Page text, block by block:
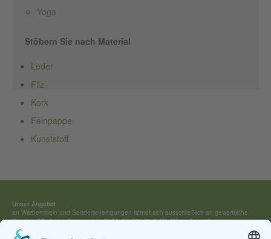
Yoga
Stöbern Sie nach Material
Leder
Filz
Kork
Feinpappe
Kunststoff
Unser Angebot
an Werbemitteln und Sonderan­fertigungen richtet sich ausschließ­lich an gewerbliche
Kunden. Mindestauftragswert (exkl. MwSt) 250,00 €. Wir führen keine Lagerware,
sondern fertigen jedes Werbemittel individuell für Sie an.